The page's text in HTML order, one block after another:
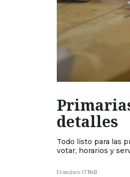
detalles
Todo listo para las
votar, horarios y
Francisco O’Nell